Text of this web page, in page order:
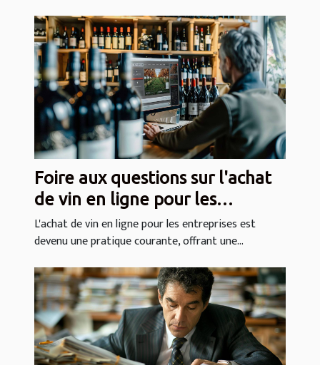
Foire aux questions sur l'achat
de vin en ligne pour les
entreprises
L'achat de vin en ligne pour les entreprises est
devenu une pratique courante, offrant une...